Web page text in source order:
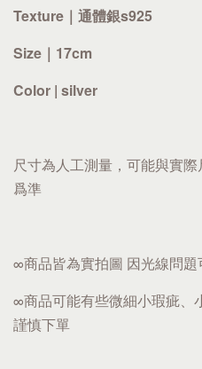
Texture｜通體銀s925
Size｜17cm
Color | silver
尺寸為人工測量，可能與實
爲準
∞商品皆為實拍圖 因光線問題
∞商品可能有些微細小瑕疵、
謹慎下單